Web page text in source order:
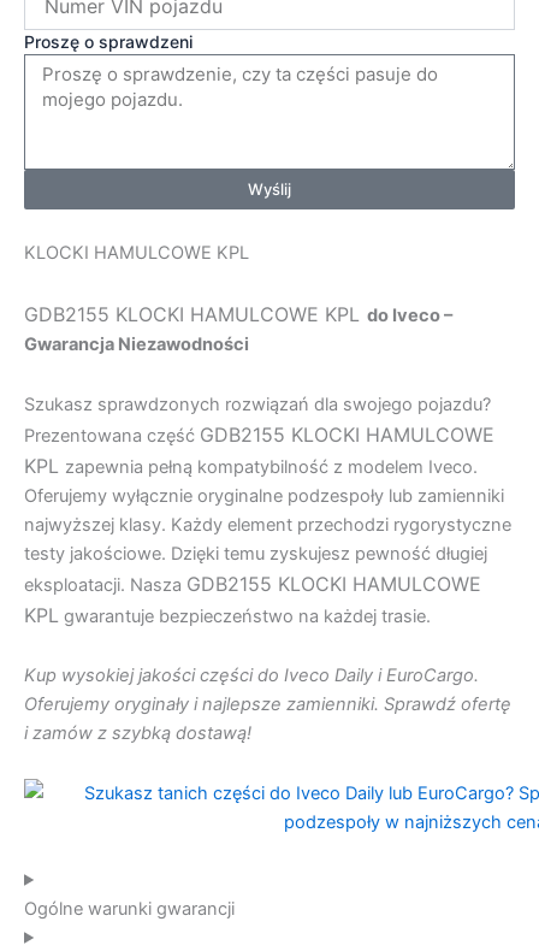
Proszę o sprawdzeni
Wyślij
KLOCKI HAMULCOWE KPL
GDB2155 KLOCKI HAMULCOWE KPL do Iveco –
Gwarancja Niezawodności
Szukasz sprawdzonych rozwiązań dla swojego pojazdu?
Prezentowana część GDB2155 KLOCKI HAMULCOWE
KPL zapewnia pełną kompatybilność z modelem Iveco.
Oferujemy wyłącznie oryginalne podzespoły lub zamienniki
najwyższej klasy. Każdy element przechodzi rygorystyczne
testy jakościowe. Dzięki temu zyskujesz pewność długiej
eksploatacji. Nasza GDB2155 KLOCKI HAMULCOWE
KPL gwarantuje bezpieczeństwo na każdej trasie.
Kup wysokiej jakości części do Iveco Daily i EuroCargo.
Oferujemy oryginały i najlepsze zamienniki. Sprawdź ofertę
i zamów z szybką dostawą!
Ogólne warunki gwarancji